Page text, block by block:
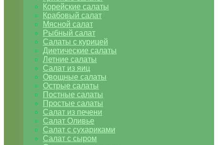
Корейские салаты
Крабовый салат
Мясной салат
Рыбный салат
Салаты с курицей
Диетические салаты
Летние салаты
Салат из яиц
Овощные салаты
Острые салаты
Постные салаты
Простые салаты
Салат из печени
Салат Оливье
Салат с сухариками
Салат с сыром